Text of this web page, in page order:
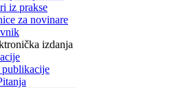
iz prakse
za novinare
izdanja
publikacije